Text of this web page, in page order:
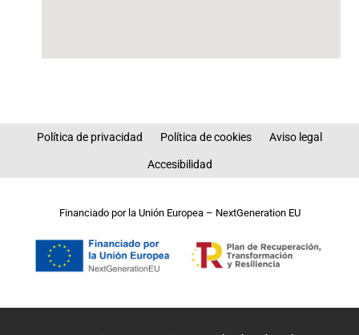
Política de privacidad Política de cookies Aviso legal
Accesibilidad
Financiado por la Unión Europea – NextGeneration EU